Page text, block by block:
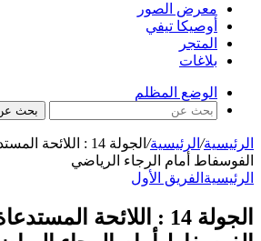
معرض الصور
أوصيكا تيفي
المتجر
بلاغات
الوضع المظلم
بحث
الرئيسية/ الرئيسية/
الجولة 14 :
الفوسفاط أمام الرجاء الرياضي
الرئيسية الفريق الأول
الجولة 14 : اللائحة